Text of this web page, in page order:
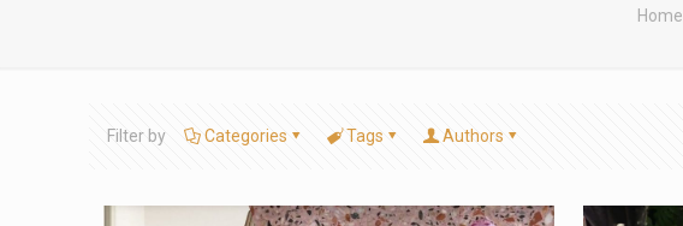
Home
Filter by Categories Tags Authors